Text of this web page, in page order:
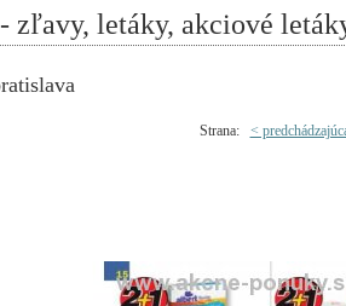
zľavy, letáky, akciové
Strana: <